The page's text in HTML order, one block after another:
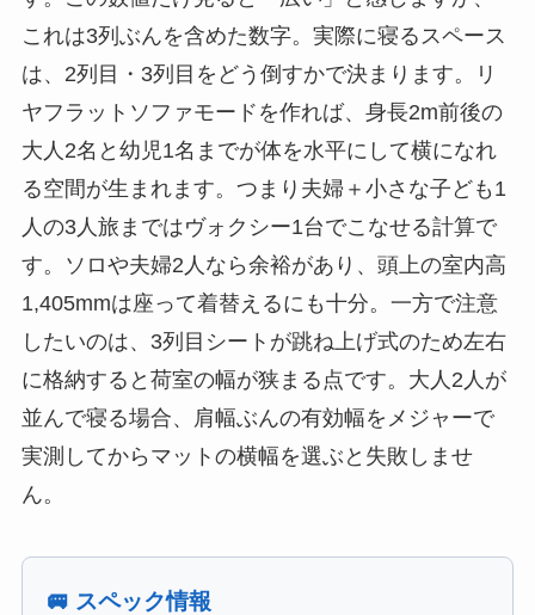
これは3列ぶんを含めた数字。実際に寝るスペース
は、2列目・3列目をどう倒すかで決まります。リ
ヤフラットソファモードを作れば、身長2m前後の
大人2名と幼児1名までが体を水平にして横になれ
る空間が生まれます。つまり夫婦＋小さな子ども1
人の3人旅まではヴォクシー1台でこなせる計算で
す。ソロや夫婦2人なら余裕があり、頭上の室内高
1,405mmは座って着替えるにも十分。一方で注意
したいのは、3列目シートが跳ね上げ式のため左右
に格納すると荷室の幅が狭まる点です。大人2人が
並んで寝る場合、肩幅ぶんの有効幅をメジャーで
実測してからマットの横幅を選ぶと失敗しませ
ん。
🚐 スペック情報